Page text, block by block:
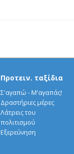
Προτειν. ταξίδια
Σ'αγαπώ - Μ'αγαπάς!
Δραστήριες μέρες
Λάτρεις του
πολιτισμού
Εξερεύνηση